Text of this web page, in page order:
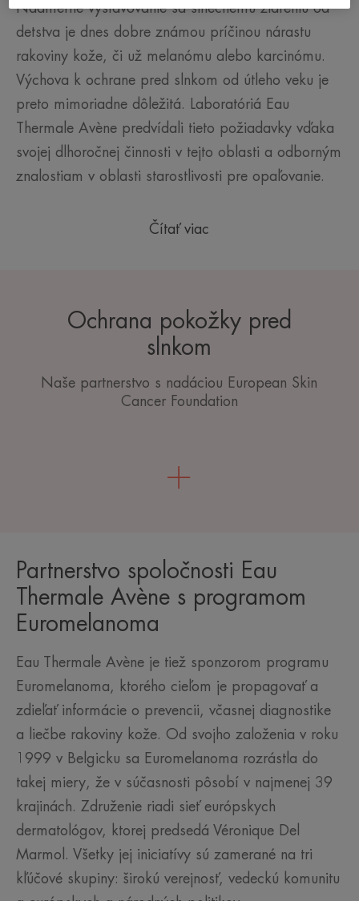
Nadmerné vystavovanie sa slnečnému žiareniu od
detstva je dnes dobre známou príčinou nárastu
rakoviny kože, či už melanómu alebo karcinómu.
Výchova k ochrane pred slnkom od útleho veku je
preto mimoriadne dôležitá. Laboratóriá Eau
Thermale Avène predvídali tieto požiadavky vďaka
svojej dlhoročnej činnosti v tejto oblasti a odborným
znalostiam v oblasti starostlivosti pre opaľovanie.
Čítať viac
Ochrana pokožky pred
slnkom
Naše partnerstvo s nadáciou European Skin
Cancer Foundation
Partnerstvo spoločnosti Eau
Thermale Avène s programom
Euromelanoma
Eau Thermale Avène je tiež sponzorom programu
Euromelanoma, ktorého cieľom je propagovať a
zdieľať informácie o prevencii, včasnej diagnostike
a liečbe rakoviny kože. Od svojho založenia v roku
1999 v Belgicku sa Euromelanoma rozrástla do
takej miery, že v súčasnosti pôsobí v najmenej 39
krajinách. Združenie riadi sieť európskych
dermatológov, ktorej predsedá Véronique Del
Marmol. Všetky jej iniciatívy sú zamerané na tri
kľúčové skupiny: širokú verejnosť, vedeckú komunitu